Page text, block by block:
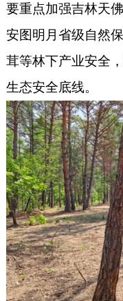
要重点加强吉林天
安图明月省级自然
茸等林下产业安全
生态安全底线。